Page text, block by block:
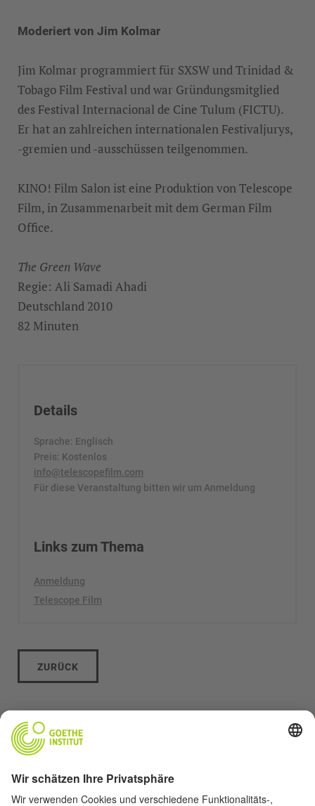
Details
Sprache: Englisch
Preis: Kostenlos
info@telescopefilm.com
Für diese Veranstaltung bitten wir um Anmeldung
Links zum Thema
Anmeldung
Telescope Film
Moderiert von Jim Kolmar
Jim Kolmar programmiert für SXSW und Trinidad &
Tobago Film Festival und war Gründungsmitglied
des Festival Internacional de Cine Tulum (FICTU).
Er hat an zahlreichen internationalen Festivaljurys,
-gremien und -ausschüssen teilgenommen.
KINO! Film Salon ist eine Produktion von Telescope
Film, in Zusammenarbeit mit dem German Film
Office.
The Green Wave
Regie: Ali Samadi Ahadi
Deutschland 2010
82 Minuten
ZURÜCK